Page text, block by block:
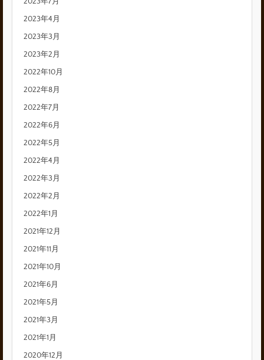
2023年4月
2023年3月
2023年2月
2022年10月
2022年8月
2022年7月
2022年6月
2022年5月
2022年4月
2022年3月
2022年2月
2022年1月
2021年12月
2021年11月
2021年10月
2021年6月
2021年5月
2021年3月
2021年1月
2020年12月